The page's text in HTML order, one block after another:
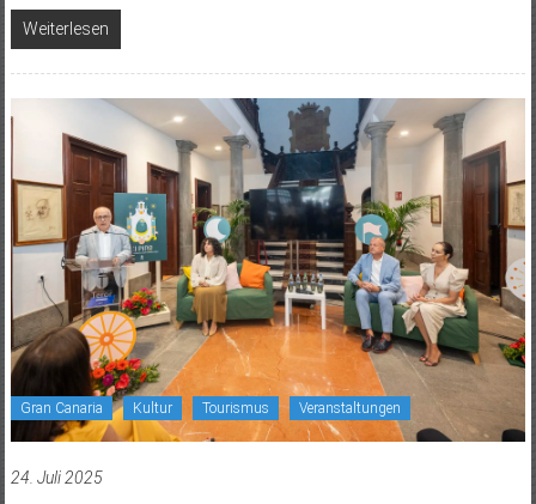
Weiterlesen
Gran Canaria Kultur Tourismus Veranstaltungen
24. Juli 2025